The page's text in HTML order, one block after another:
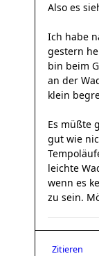
Also es
Ich habe
gestern
bin beim
an der
klein
Es müßte
gut wie
leichte
wenn es
zu sein.
Zitieren